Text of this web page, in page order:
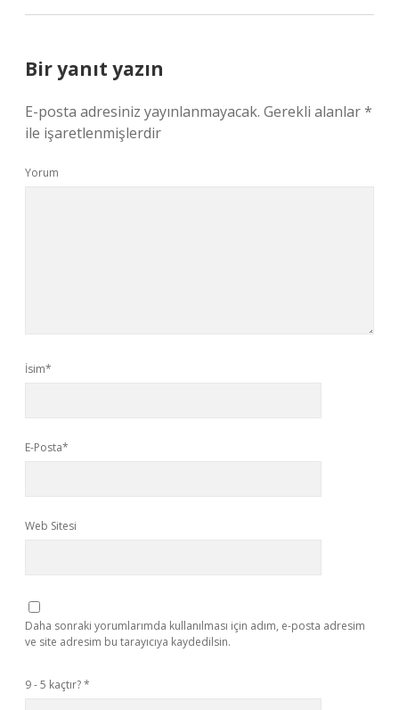
Bir yanıt yazın
E-posta adresiniz yayınlanmayacak. Gerekli alanlar*
ile işaretlenmişlerdir
Yorum
İsim*
E-Posta*
Web Sitesi
Daha sonraki yorumlarımda kullanılması için adım, e-posta adresim
ve site adresim bu tarayıcıya kaydedilsin.
9 - 5 kaçtır?*